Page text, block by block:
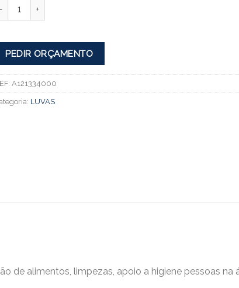
PEDIR ORÇAMENTO
A121334000
LUVAS
de alimentos, limpezas, apoio a higiene pessoas na